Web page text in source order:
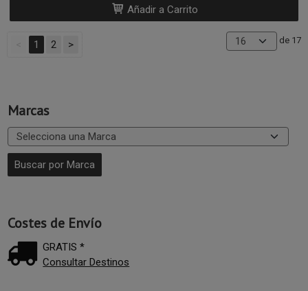
Marcas
Costes de Envío
GRATIS *
Consultar Destinos
Añadir a Carrito
1 2 > de 17